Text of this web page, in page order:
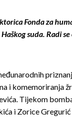
Fonda za
Haškog suda. Radi
i komemoriranja
Tijekom
i Zorice Gregurić